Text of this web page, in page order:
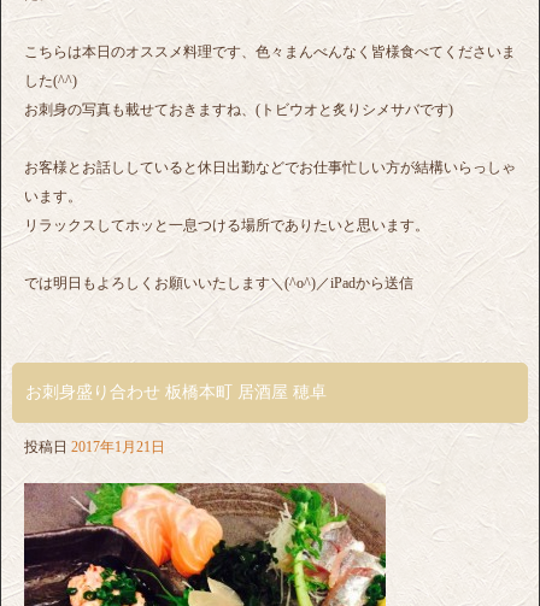
こちらは本日のオススメ料理です、色々まんべんなく皆様食べてくださいま
した(^^)
お刺身の写真も載せておきますね、(トビウオと炙りシメサバです)
お客様とお話ししていると休日出勤などでお仕事忙しい方が結構いらっしゃ
います。
リラックスしてホッと一息つける場所でありたいと思います。
では明日もよろしくお願いいたします＼(^o^)／iPadから送信
お刺身盛り合わせ 板橋本町 居酒屋 穂卓
投稿日 2017年1月21日